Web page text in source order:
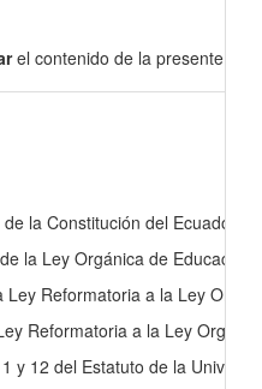
el contenido de la presente
la Constitución del Ecuador,
la Ley Orgánica de
Ley Reformatoria a la Ley
Reformatoria a la Ley
y 12 del Estatuto de la